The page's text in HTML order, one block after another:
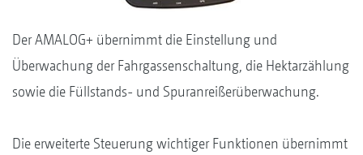
Der AMALOG+ übernimmt die Einstellung und
Überwachung der Fahrgassenschaltung, die Hektarzählung
sowie die Füllstands- und Spuranreißerüberwachung.
Die erweiterte Steuerung wichtiger Funktionen übernimmt